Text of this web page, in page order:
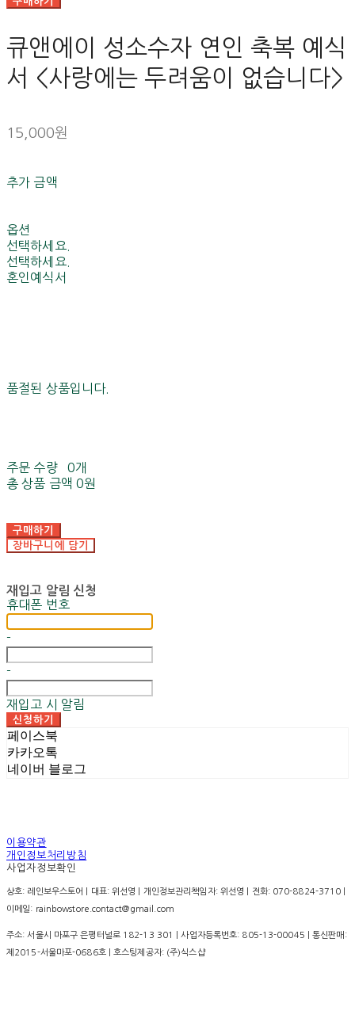
큐앤에이 성소수자 연인 축복 예식
서 <사랑에는 두려움이 없습니다>
15,000원
추가 금액
옵션
선택하세요.
선택하세요.
혼인예식서
품절된 상품입니다.
주문 수량
0개
총 상품 금액 0원
구매하기
장바구니에 담기
재입고 알림 신청
휴대폰 번호
-
-
재입고 시 알림
신청하기
페이스북
카카오톡
네이버 블로그
이용약관
개인정보처리방침
사업자정보확인
상호: 레인보우스토어 | 대표: 위선영 | 개인정보관리책임자: 위선영 | 전화: 070-8824-3710 |
이메일: rainbowstore.contact@gmail.com
주소: 서울시 마포구 은평터널로 182-13 301 | 사업자등록번호: 805-13-00045 | 통신판매:
제2015-서울마포-0686호| 호스팅제공자: (주)식스샵